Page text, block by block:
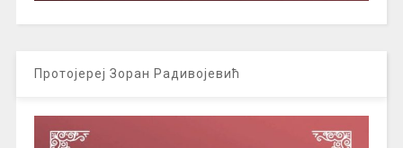
Протојереј Зоран Радивојевић